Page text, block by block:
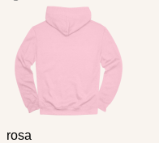
rosa